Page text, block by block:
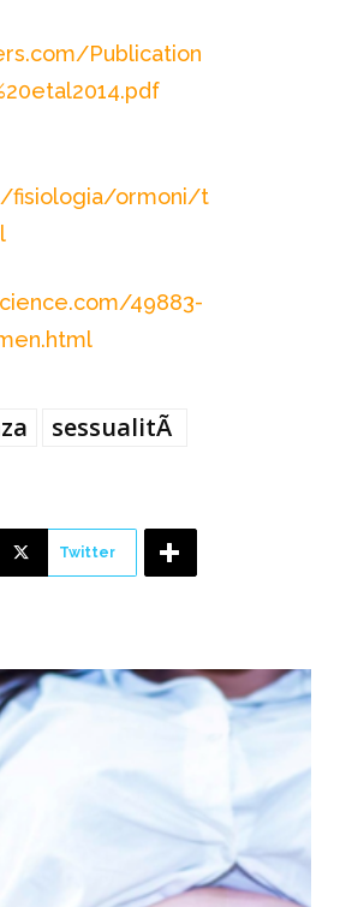
Publication
fisiologia/ormoni/t
49883-
sessualitÃ
Twitter